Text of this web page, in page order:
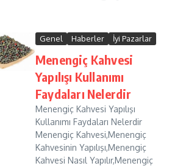
Genel Haberler İyi Pazarlar
Menengiç Kahvesi
Yapılışı Kullanımı
Faydaları Nelerdir
Menengiç Kahvesi Yapılışı
Kullanımı Faydaları Nelerdir
Menengiç Kahvesi,Menengiç
Kahvesinin Yapılışı,Menengiç
Kahvesi Nasıl Yapılır,Menengiç